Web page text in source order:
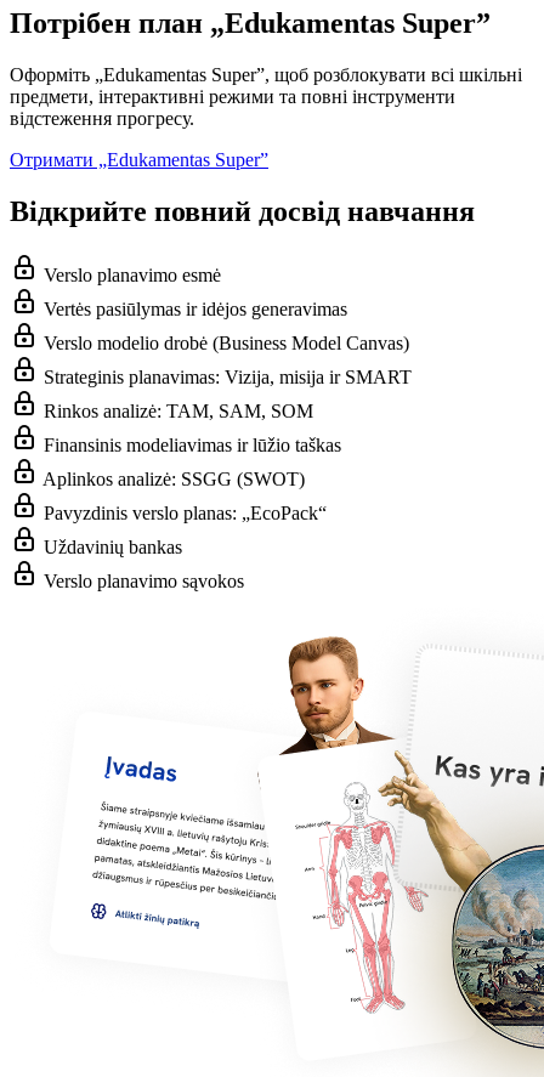
Потрібен план „Edukamentas Super”
Оформіть „Edukamentas Super”, щоб розблокувати всі шкільні
предмети, інтерактивні режими та повні інструменти
відстеження прогресу.
Отримати „Edukamentas Super”
Відкрийте повний досвід навчання
Verslo planavimo esmė
Vertės pasiūlymas ir idėjos generavimas
Verslo modelio drobė (Business Model Canvas)
Strateginis planavimas: Vizija, misija ir SMART
Rinkos analizė: TAM, SAM, SOM
Finansinis modeliavimas ir lūžio taškas
Aplinkos analizė: SSGG (SWOT)
Pavyzdinis verslo planas: „EcoPack“
Uždavinių bankas
Verslo planavimo sąvokos